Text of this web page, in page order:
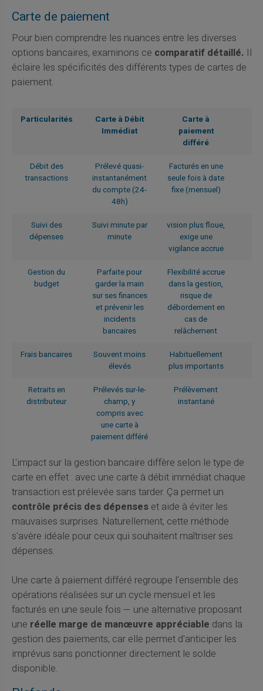
Carte de paiement
Pour bien comprendre les nuances entre les diverses
options bancaires, examinons ce comparatif détaillé. Il
éclaire les spécificités des différents types de cartes de
paiement.
Particularités
Carte à Débit
Immédiat
Carte à
paiement
différé
Débit des
transactions
Prélevé quasi-
instantanément
du compte (24-
48h)
Facturés en une
seule fois à date
fixe (mensuel)
Suivi des
dépenses
Suivi minute par
minute
vision plus floue,
exige une
vigilance accrue
Gestion du
budget
Parfaite pour
garder la main
sur ses finances
et prévenir les
incidents
bancaires
Flexibilité accrue
dans la gestion,
risque de
débordement en
cas de
relâchement
Frais bancaires
Souvent moins
élevés
Habituellement
plus importants
Retraits en
distributeur
Prélevés sur-le-
champ, y
compris avec
une carte à
paiement différé
Prélèvement
instantané
L'impact sur la gestion bancaire diffère selon le type de
carte en effet : avec une carte à débit immédiat chaque
transaction est prélevée sans tarder. Ça permet un
contrôle précis des dépenseset aide à éviter les
mauvaises surprises. Naturellement, cette méthode
s'avère idéale pour ceux qui souhaitent maîtriser ses
dépenses.
Une carte à paiement différé regroupe l'ensemble des
opérations réalisées sur un cycle mensuel et les
facturés en une seule fois — une alternative proposant
une réelle marge de manœuvre appréciable dans la
gestion des paiements, car elle permet d'anticiper les
imprévus sans ponctionner directement le solde
disponible.